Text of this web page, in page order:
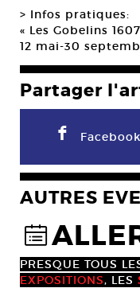
> Infos pratiques:
« Les Gobelins
12 mai-30
Partager
F Facebook
AUTRES
@
PRESQUE TOUS
EXPOSITIONS, LES